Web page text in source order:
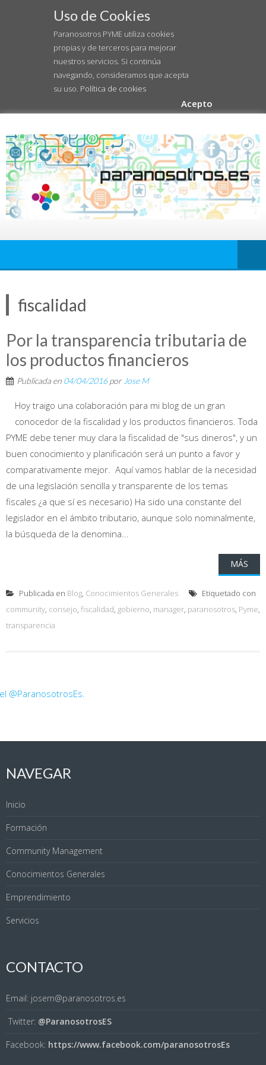
Uso de Cookies
Paranosotros PYME utiliza cookies
propias y de terceros para mejorar
nuestros servicios. Si continúa
navegando, consideramos que acepta
su uso. Política de cookies
Acepto
fiscalidad
Por la transparencia tributaria de
los productos financieros
Publicada en 04/04/2016por Jose M
Hoy traigo una colaboración para mi blog de un gran
conocedor de la fiscalidad y los productos financieros. Toda
PYME debe tener muy clara la fiscalidad de "sus dineros", y un
buen conocimiento y planificación será un punto a favor y
comparativamente mejor. Aquí vamos hablar de la necesidad
de una legislación sencilla y transparente de los temas
fiscales ¿a que sí es necesario) Ha sido una constante del
legislador en el ámbito tributario, aunque solo nominalmente,
la búsqueda de la denomina...
MÁS
Publicada en Blog, Conocimientos Generales
Etiquetado con
community, consejo, fiscalidad, gobierno, manager, paranosotros, Pyme,
transparencia
@ParanosotrosEs.
NAVEGAR
Inicio
Formación
Community Management
Conocimientos Generales
Emprendimiento
Servicios
CONTACTO
Email: josem@paranosotros.es
Twitter: @ParanosotrosES
Facebook: https://www.facebook.com/paranosotrosEs